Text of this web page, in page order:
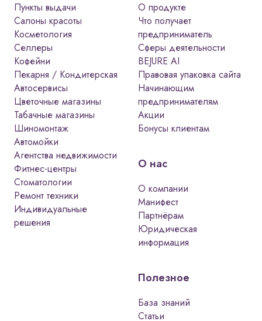
Пункты выдачи
Салоны красоты
Косметология
Селлеры
Кофейни
Пекарня / Кондитерская
Автосервисы
Цветочные магазины
Табачные магазины
Шиномонтаж
Автомойки
Агентства недвижимости
Фитнес-центры
Стоматологии
Ремонт техники
Индивидуальные
решения
О продукте
Что получает
предприниматель
Сферы деятельности
BEJURE AI
Правовая упаковка сайта
Начинающим
предпринимателям
Акции
Бонусы клиентам
О нас
О компании
Манифест
Партнёрам
Юридическая
информация
Полезное
База знаний
Статьи